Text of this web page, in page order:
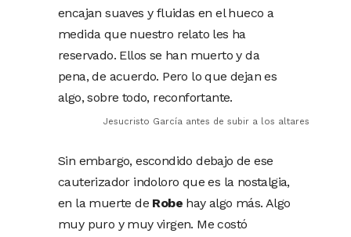
encajan suaves y fluidas en el hueco a
medida que nuestro relato les ha
reservado. Ellos se han muerto y da
pena, de acuerdo. Pero lo que dejan es
algo, sobre todo, reconfortante.
Jesucristo García antes de subir a los altares
Sin embargo, escondido debajo de ese
cauterizador indoloro que es la nostalgia,
en la muerte de Robe hay algo más. Algo
muy puro y muy virgen. Me costó